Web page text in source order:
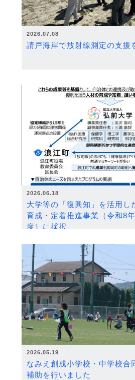
2026.07.08
請戸海岸で放射線測定の支援
2026.06.18
大学等の「復興知」を活用し
育成・定着推進事業（令和8
度）に採択
2026.05.19
なみえ創成小学校・中学校合
補助を行いました